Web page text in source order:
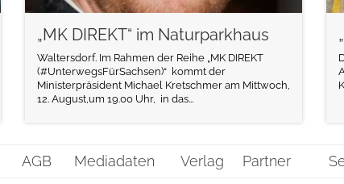
„MK DIREKT“ im Naturparkhaus
Waltersdorf. Im Rahmen der Reihe „MK DIREKT
(#UnterwegsFürSachsen)“ kommt der
Ministerpräsident Michael Kretschmer am Mittwoch,
12. August,um 19.00 Uhr, in das...
AGB Mediadaten Verlag Partner